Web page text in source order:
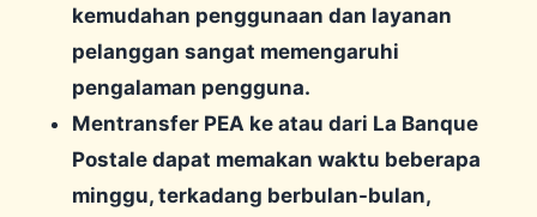
kemudahan penggunaan dan layanan
pelanggan sangat memengaruhi
pengalaman pengguna.
Mentransfer PEA ke atau dari La Banque
Postale dapat memakan waktu beberapa
minggu, terkadang berbulan-bulan,